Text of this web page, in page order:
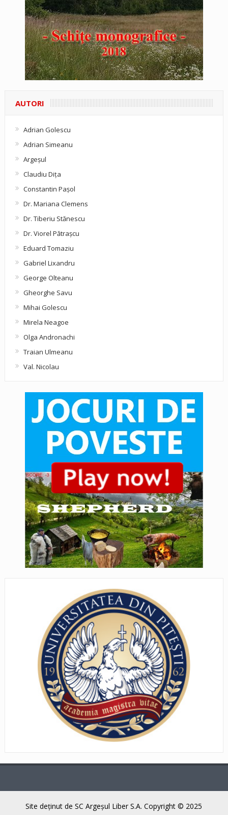
AUTORI
Adrian Golescu
Adrian Simeanu
Argeşul
Claudiu Diţa
Constantin Pașol
Dr. Mariana Clemens
Dr. Tiberiu Stănescu
Dr. Viorel Pătraşcu
Eduard Tomaziu
Gabriel Lixandru
George Olteanu
Gheorghe Savu
Mihai Golescu
Mirela Neagoe
Olga Andronachi
Traian Ulmeanu
Val. Nicolau
Site deţinut de SC Argeşul Liber S.A. Copyright © 2025